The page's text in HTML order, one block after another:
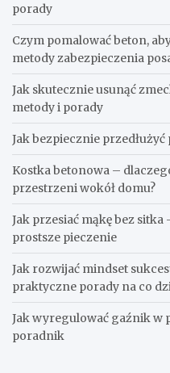
porady
Czym pomalować beton,
metody zabezpieczenia
Jak skutecznie usunąć
metody i porady
Jak bezpiecznie
Kostka betonowa –
przestrzeni wokół domu?
Jak przesiać mąkę bez
prostsze pieczenie
Jak rozwijać mindset
praktyczne porady na co
Jak wyregulować gaźnik w
poradnik